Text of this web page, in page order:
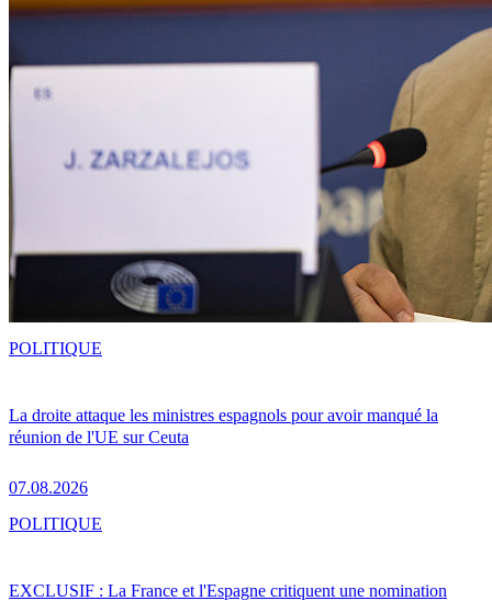
La droite attaque les ministres espagnols pour avoir manqué la
réunion de l'UE sur Ceuta
07.08.2026
POLITIQUE
EXCLUSIF : La France et l'Espagne critiquent une nomination
POLITIQUE